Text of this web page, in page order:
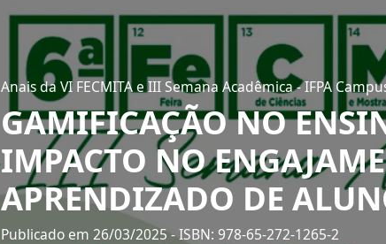
Anais da VI FECMITA e III Semana Acadêmica - IFPA
GAMIFICAÇÃO NO
IMPACTO NO
APRENDIZADO DE
Publicado em 26/03/2025- ISBN: 978-65-272-1265-2